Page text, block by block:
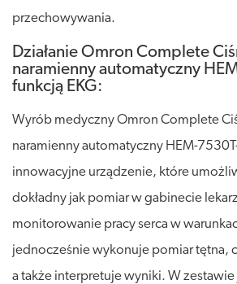
przechowywania.
Działanie Omron Complete
naramienny automatyczny
funkcją EKG:
Wyrób medyczny Omron Complete
naramienny automatyczny HEM-
innowacyjne urządzenie, które
dokładny jak pomiar w gabinecie
monitorowanie pracy serca w
jednocześnie wykonuje pomiar tętna,
a także interpretuje wyniki. W